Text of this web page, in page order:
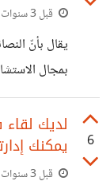
قبل 3 سنوات
يقال بأنّ
الشركات سنجد
والتسويق
إدارية
و لا
6
لديك
يمكنك
قبل 3 سنوات